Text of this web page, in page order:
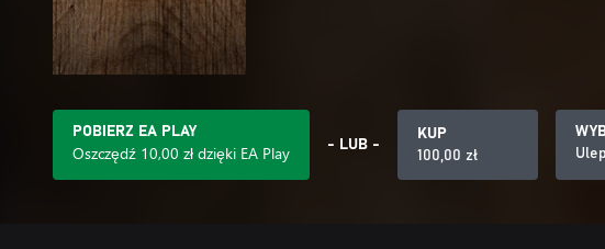
POBIERZ EA PLAY
Oszczędź 10,00 zł dzięki EA Play - LUB -
KUP
100,00 zł